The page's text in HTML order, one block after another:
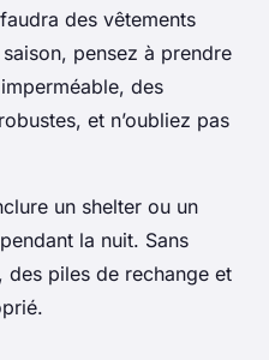
des vêtements
pensez à prendre
des
et n’oubliez pas
un shelter ou un
la nuit. Sans
piles de rechange et